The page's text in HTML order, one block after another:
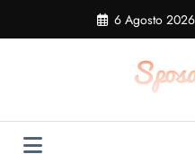
contenuto
6 Agosto 2026